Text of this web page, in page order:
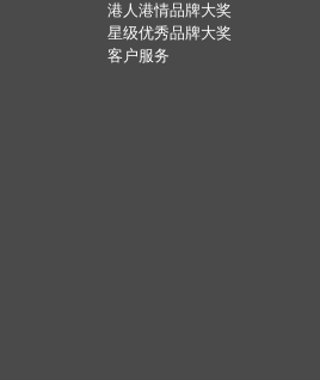
港人港情品牌大奖
星级优秀品牌大奖
客户服务